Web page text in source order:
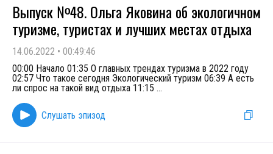
Выпуск №48. Ольга Яковина об экологичном
туризме, туристах и лучших местах отдыха
14.06.2022 • 00:49:46
00:00 Начало 01:35 О главных трендах туризма в 2022 году
02:57 Что такое сегодня Экологический туризм 06:39 А есть
ли спрос на такой вид отдыха 11:15 ...
Слушать эпизод